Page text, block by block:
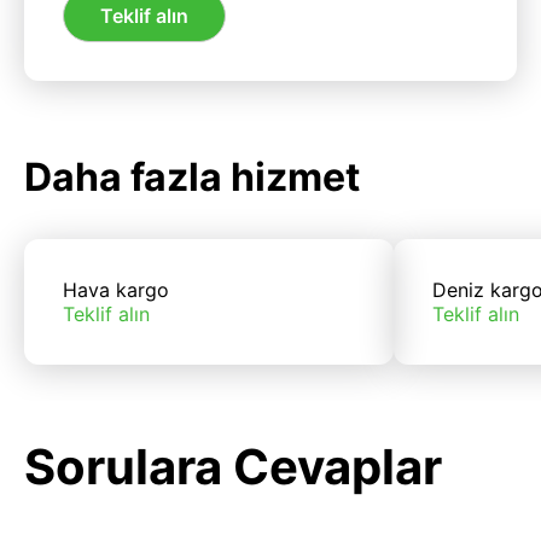
Teklif alın
Daha fazla hizmet
Hava kargo
Teklif alın
Deniz
Teklif alın
Sorulara Cevaplar